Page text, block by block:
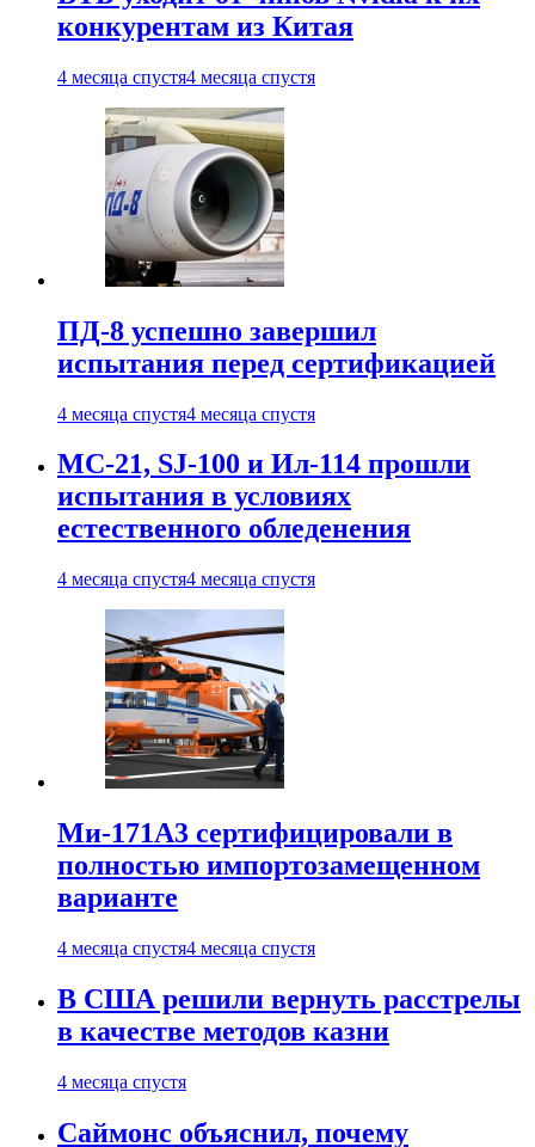
конкурентам из Китая
4 месяца спустя4 месяца спустя
ПД-8 успешно завершил
испытания перед сертификацией
4 месяца спустя4 месяца спустя
МС-21, SJ-100 и Ил-114 прошли
испытания в условиях
естественного обледенения
4 месяца спустя4 месяца спустя
Ми-171А3 сертифицировали в
полностью импортозамещенном
варианте
4 месяца спустя4 месяца спустя
В США решили вернуть расстрелы
в качестве методов казни
4 месяца спустя
Саймонс объяснил, почему